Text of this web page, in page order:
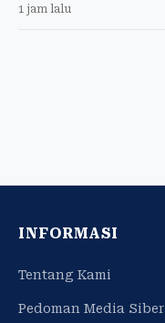
1 jam lalu
INFORMASI
Tentang Kami
Pedoman Media Siber